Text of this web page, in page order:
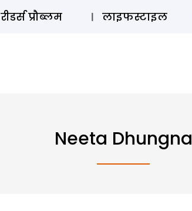
रीडर्स प्रौब्लम लाइफस्टाइल
Neeta Dhungna